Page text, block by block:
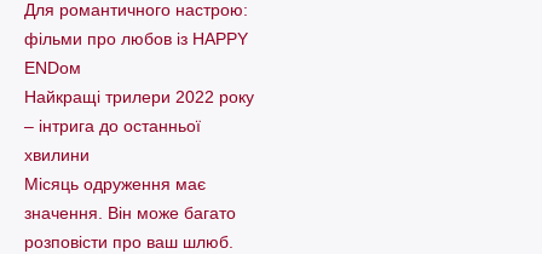
Для романтичного настрою:
фільми про любов із HAPPY
ENDом
Найкращі трилери 2022 року
– інтрига до останньої
хвилини
Місяць одруження має
значення. Він може багато
розповісти про ваш шлюб.